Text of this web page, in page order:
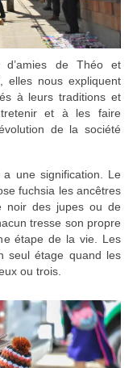
d’amies de Théo et
elles nous expliquent
à leurs traditions et
et à les faire
de la société
une signification. Le
fuchsia les ancêtres
noir des jupes ou de
tresse son propre
étape de la vie. Les
seul étage quand les
ou trois.